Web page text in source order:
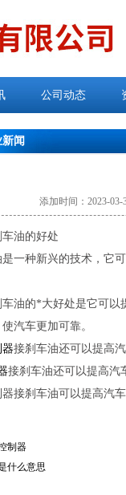
公司动态
闻
添加时间：2023-
车油的好处
一种新兴的技术，它
车油的*大好处是它可以
汽车更加可靠。
器接刹车油还可以提高
接刹车油还可以提高汽
接刹车油可以提高汽
制器
什么意思